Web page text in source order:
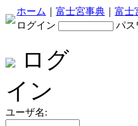
ホーム 富士宮事典 富士
ログイン
パス
ログ
イン
ユーザ名: